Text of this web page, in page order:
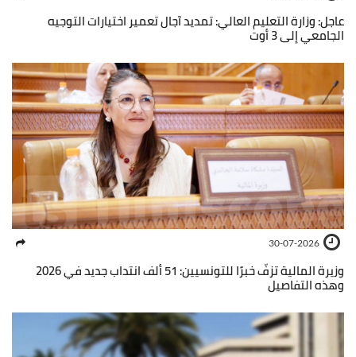
عاجل: وزارة التعليم العالي: تمديد آجال تعمير اختيارات التوجيه
الجامعي إلى 3 أوت
30-07-2026
وزيرة المالية تزفّ خبرًا للتونسيين: 51 ألف انتداب جديد في 2026
وهذه التفاصيل